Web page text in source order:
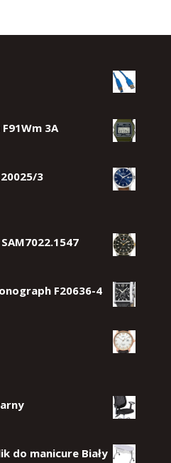
3A
3
F20636-4
do manicure Biały